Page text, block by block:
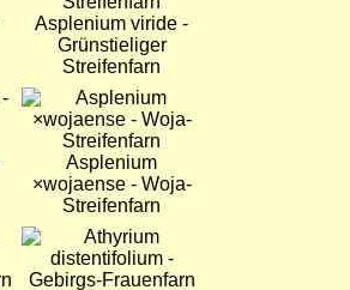
Asplenium viride -
Grünstieliger
Streifenfarn
Bild
Asplenium
×wojaense - Woja-
Streifenfarn
Bild